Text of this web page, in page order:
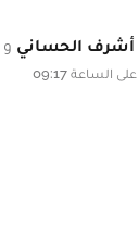
أشرف الحساني و